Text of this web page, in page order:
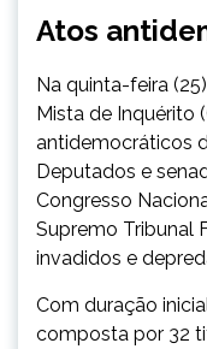
Atos
Na quinta-feira
Mista de Inquérito
antidemocráticos
Deputados e
Congresso
Supremo Tribunal
invadidos e
Com duração
composta por 32